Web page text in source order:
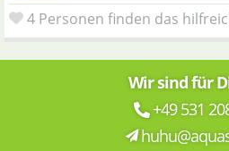
4 Personen finden das
Wir sind für
+49 531